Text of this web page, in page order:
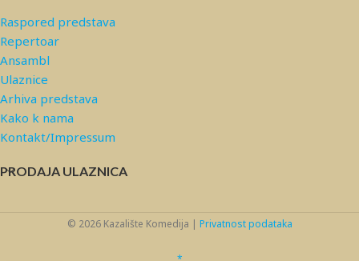
Raspored predstava
Repertoar
Ansambl
Ulaznice
Arhiva predstava
Kako k nama
Kontakt/Impressum
PRODAJA ULAZNICA
© 2026 Kazalište Komedija | Privatnost podataka